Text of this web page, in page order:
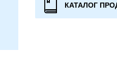
КАТАЛОГ